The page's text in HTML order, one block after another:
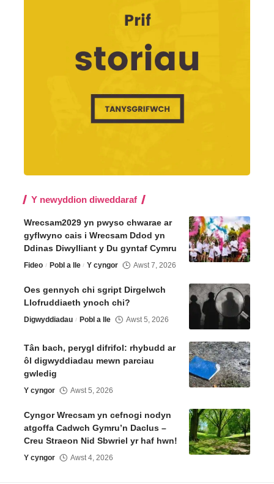
Y newyddion diweddaraf
Wrecsam2029 yn pwyso chwarae ar
gyflwyno cais i Wrecsam Ddod yn
Ddinas Diwylliant y Du gyntaf Cymru
Fideo Pobl a lle Y cyngor Awst 7, 2026
Oes gennych chi sgript Dirgelwch
Llofruddiaeth ynoch chi?
Digwyddiadau Pobl a lle Awst 5, 2026
Tân bach, perygl difrifol: rhybudd ar
ôl digwyddiadau mewn parciau
gwledig
Y cyngor Awst 5, 2026
Cyngor Wrecsam yn cefnogi nodyn
atgoffa Cadwch Gymru’n Daclus –
Creu Straeon Nid Sbwriel yr haf hwn!
Y cyngor Awst 4, 2026